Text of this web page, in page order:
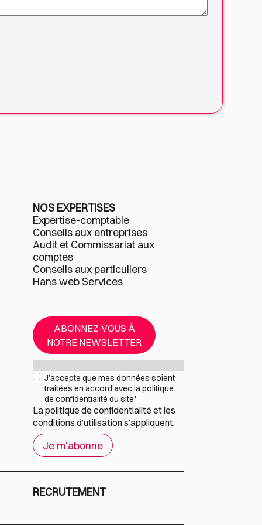
NOS EXPERTISES
Expertise-comptable
Conseils aux entreprises
Audit et Commissariat aux
comptes
Conseils aux particuliers
Hans web Services
ABONNEZ-VOUS À
NOTRE NEWSLETTER
RGPD*
J’accepte que mes données soient
traitées en accord avec la politique
de confidentialité du site*
Lapolitique de confidentialité et les
conditions d’utilisations’appliquent.
RECRUTEMENT